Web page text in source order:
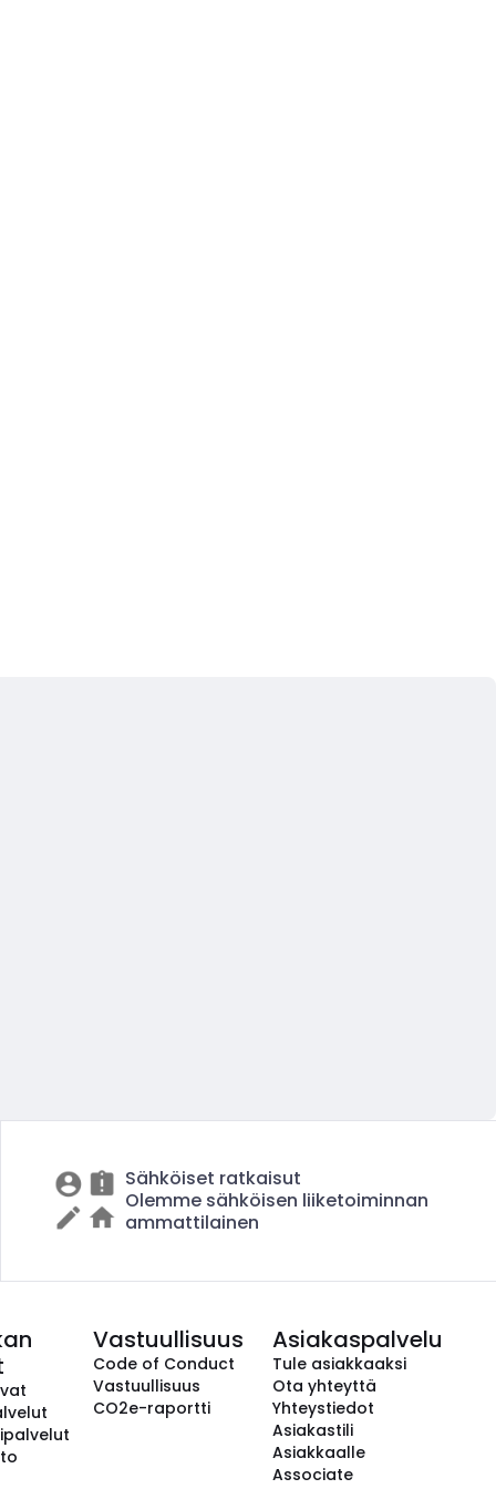
Sähköiset ratkaisut
Olemme sähköisen liiketoiminnan
ammattilainen
Vastuullisuus
Code of Conduct
Vastuullisuus
CO2e-raportti
Asiakaspalvelu
Tule asiakkaaksi
Ota yhteyttä
Yhteystiedot
Asiakastili
Asiakkaalle
Associate